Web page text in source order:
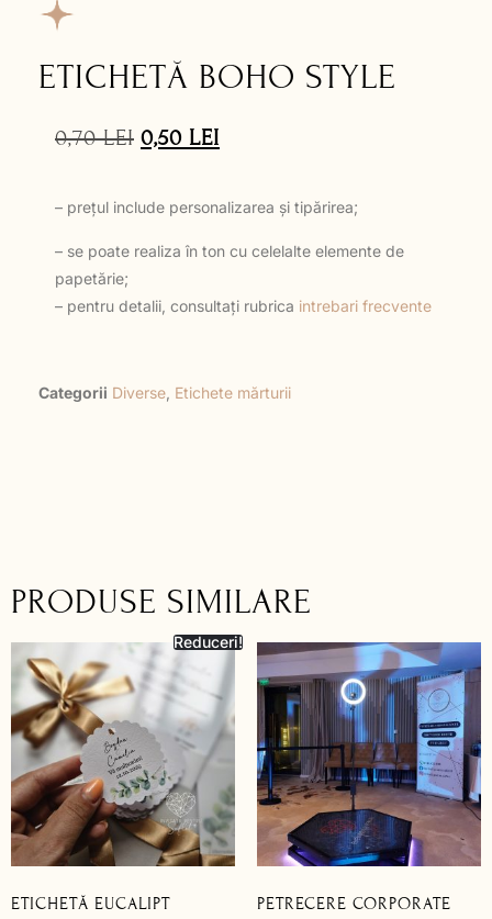
ETICHETĂ BOHO STYLE
0,70LEI 0,50 LEI
– prețul include personalizarea și tipărirea;
– se poate realiza în ton cu celelalte elemente de
papetărie;
– pentru detalii, consultați rubrica intrebari frecvente
Categorii Diverse Etichete mărturii
PRODUSE SIMILARE
Reduceri!
ETICHETĂ EUCALIPT
PETRECERE CORPORATE